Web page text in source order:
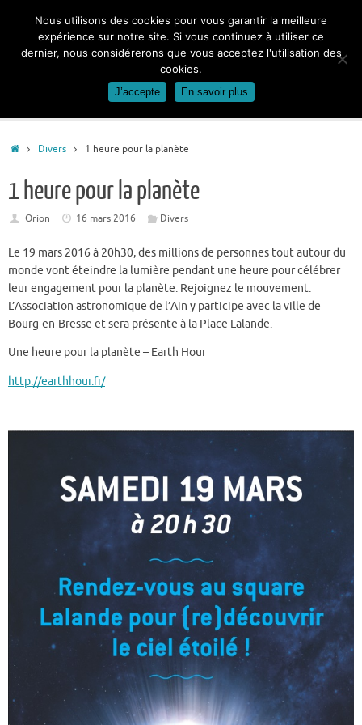
contenu
AccueilDivers 1 heure pour la planète
1 heure pour la planète
Orion 16 mars 2016 Divers
Le 19 mars 2016 à 20h30, des millions de personnes tout autour du
monde vont éteindre la lumière pendant une heure pour célébrer
leur engagement pour la planète. Rejoignez le mouvement.
L’Association astronomique de l’Ain y participe avec la ville de
Bourg-en-Bresse et sera présente à la Place Lalande.
Une heure pour la planète – Earth Hour
http://earthhour.fr/
Nous utilisons des cookies pour vous garantir la meilleure
expérience sur notre site. Si vous continuez à utiliser ce
dernier, nous considérerons que vous acceptez l'utilisation des
cookies.
J’accepte En savoir plus